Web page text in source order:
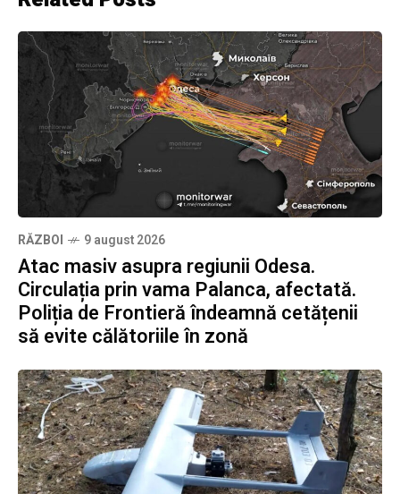
RĂZBOI 9 august 2026
Atac masiv asupra regiunii Odesa.
Circulația prin vama Palanca, afectată.
Poliția de Frontieră îndeamnă cetățenii
să evite călătoriile în zonă